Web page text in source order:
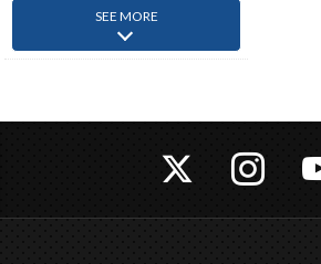
SEE MORE